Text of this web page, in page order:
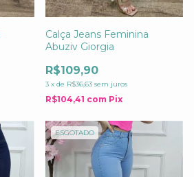
Calça Jeans Feminina
Abuziv Giorgia
R$109,90
3 x de R$36,63 sem juros
R$104,41 com Pix
ESGOTADO